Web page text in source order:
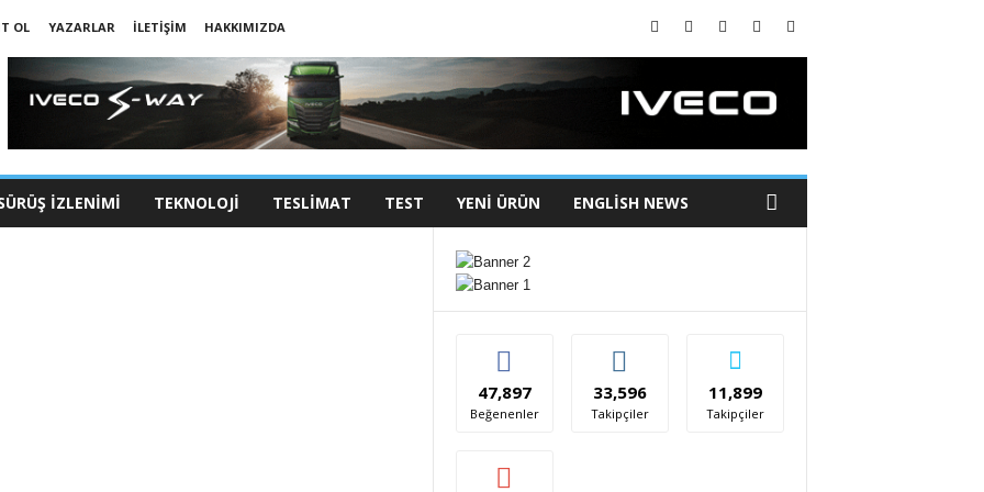
OL YAZARLAR İLETIŞIM
HAKKIMIZDA
İZLENIMI TEKNOLOJI TESLIMAT TEST YENI ÜRÜN ENGLISH NEWS
47,897
Beğenenler
33,596
Takipçiler
11,899
Takipçiler